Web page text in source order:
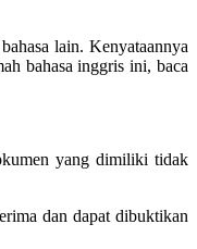
lain. Kenyataannya
bahasa inggris ini, baca
yang dimiliki tidak
dan dapat dibuktikan